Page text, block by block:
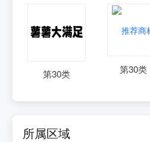
第30类 第30类
所属区域